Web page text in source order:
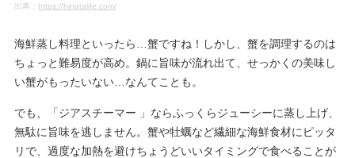
出典： https://hinatalife.com/
海鮮蒸し料理といったら…蟹ですね！しかし、蟹を調理するのは
ちょっと難易度が高め。鍋に旨味が流れ出て、せっかくの美味し
い蟹がもったいない…なんてことも。
でも、「ジアスチーマー 」ならふっくらジューシーに蒸し上げ、
無駄に旨味を逃しません。蟹や牡蠣など繊細な海鮮食材にピッタ
リで、過度な加熱を避けちょうどいいタイミングで食べることが